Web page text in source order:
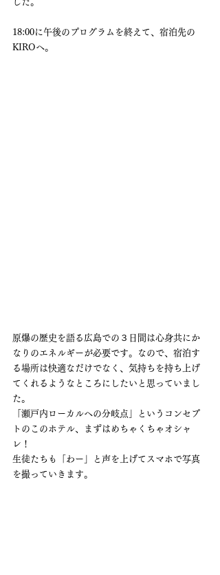
18:00に午後のプログラムを終えて、宿泊先の
KIROへ。
原爆の歴史を語る広島での３日間は心身共にか
なりのエネルギーが必要です。なので、宿泊す
る場所は快適なだけでなく、気持ちを持ち上げ
てくれるようなところにしたいと思っていまし
た。
「瀬戸内ローカルへの分岐点」というコンセプ
トのこのホテル、まずはめちゃくちゃオシャ
レ！
生徒たちも「わー」と声を上げてスマホで写真
を撮っていきます。